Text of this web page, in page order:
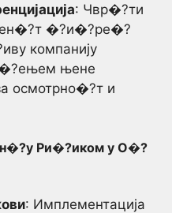
: Чвр�?ти
�?и�?ре�?
компанију
њене
осмотрно�?т и
Ри�?иком у О�?
: Имплементација